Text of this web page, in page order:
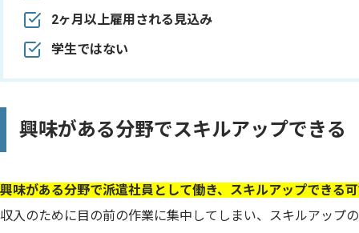
2ヶ月以上雇用される見込み
学生ではない
興味がある分野でスキルアップできる
興味がある分野で派遣社員として働き、スキルアップできる
収入のために目の前の作業に集中してしまい、スキルアップ